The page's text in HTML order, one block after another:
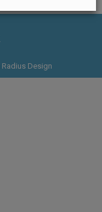
Radius Design